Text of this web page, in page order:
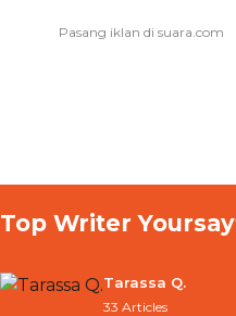
Top Writer Yoursay
Tarassa Q.
33 Articles